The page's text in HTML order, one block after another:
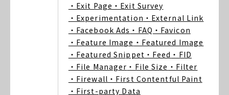
・Exit Page ・Exit Survey
・Experimentation ・External Link
・Facebook Ads ・FAQ ・Favicon
・Feature Image ・Featured Image
・Featured Snippet ・Feed ・FID
・File Manager ・File Size ・Filter
・Firewall ・First Contentful Paint
・First-party Data